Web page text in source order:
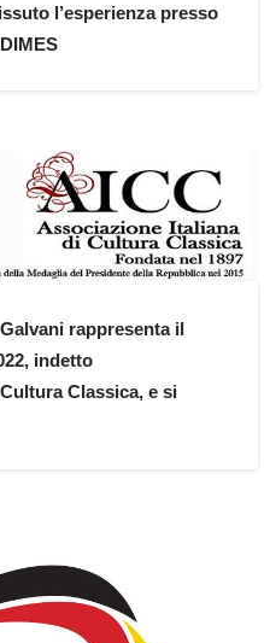
l’esperienza presso
rappresenta il
indetto
Classica, e si